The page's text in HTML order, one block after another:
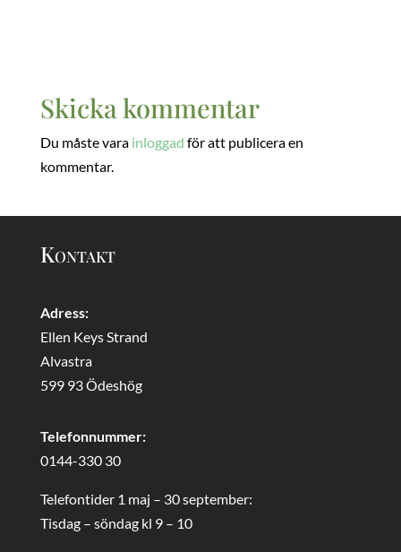
Skicka kommentar
Du måste vara inloggad för att publicera en
kommentar.
Kontakt
Adress:
Ellen Keys Strand
Alvastra
599 93 Ödeshög
Telefonnummer:
0144-330 30
Telefontider 1 maj – 30 september:
Tisdag – söndag kl 9 – 10